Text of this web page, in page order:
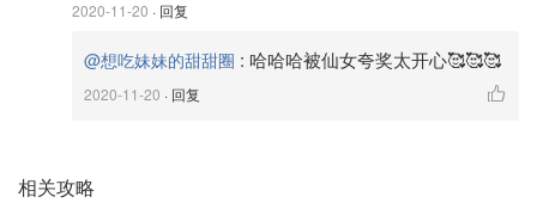
图片来自于@Heddels，版权属于原作者
名词~现如今，Dr.Martens与时俱进，除了款式和设计上的
2020-11-20 · 回复
@想吃妹妹的甜甜圈 : 哈哈哈被仙女夸奖太开心🥰🥰🥰
2020-11-20 · 回复
相关攻略